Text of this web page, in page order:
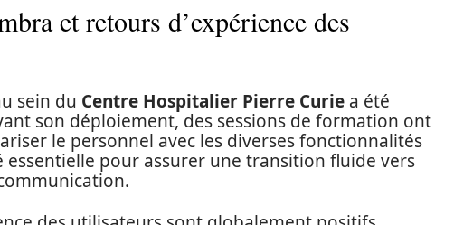
et retours d’expérience des
sein du Centre Hospitalier Pierre Curie a été
son déploiement, des sessions de formation ont
le personnel avec les diverses fonctionnalités
essentielle pour assurer une transition fluide vers